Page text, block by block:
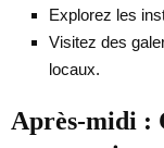
Explorez les
Visitez des
locaux.
Après-midi :